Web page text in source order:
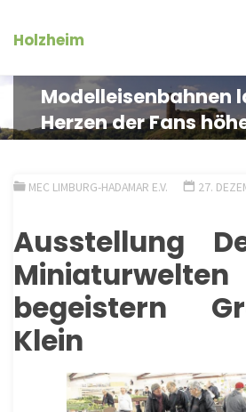
InhaltHolzheim
Modelleisenbahnen
Herzen der Fans
MEC LIMBURG-HADAMAR E.V. 27.
Ausstellung
Miniaturwelten
begeistern
Klein